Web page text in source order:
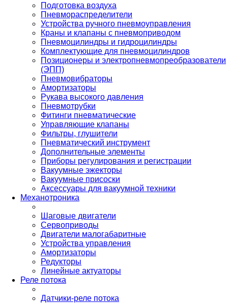
Подготовка воздуха
Пневмораспределители
Устройства ручного пневмоуправления
Краны и клапаны с пневмоприводом
Пневмоцилиндры и гидроцилиндры
Комплектующие для пневмоцилиндров
Позиционеры и электропневмопреобразователи
(ЭПП)
Пневмовибраторы
Амортизаторы
Рукава высокого давления
Пневмотрубки
Фитинги пневматические
Управляющие клапаны
Фильтры, глушители
Пневматический инструмент
Дополнительные элементы
Приборы регулирования и регистрации
Вакуумные эжекторы
Вакуумные присоски
Аксессуары для вакуумной техники
Механотроника
Шаговые двигатели
Сервоприводы
Двигатели малогабаритные
Устройства управления
Амортизаторы
Редукторы
Линейные актуаторы
Реле потока
Датчики-реле потока